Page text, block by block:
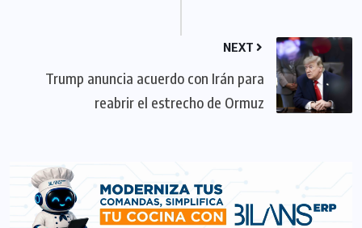
NEXT
Trump anuncia acuerdo con Irán para
reabrir el estrecho de Ormuz